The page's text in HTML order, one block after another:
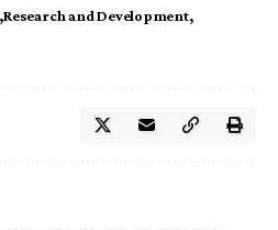
Research and Development